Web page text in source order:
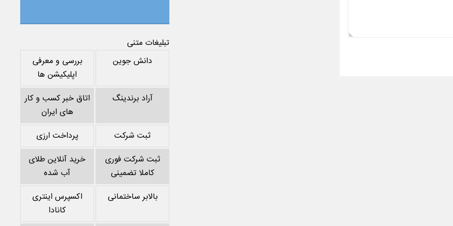
تبلیغات متنی
دانش جوین
بررسی و معرفی
اپلیکیشن ها
آراد برندینگ
اتاق خبر کسب و کار
های ایران
ثبت شرکت
پرداخت ارزی
ثبت شرکت فوری
کاملا تضمینی
خرید آنلاین طلای
آب شده
بالابر ساختمانی
اکسپرس اینتری
کانادا